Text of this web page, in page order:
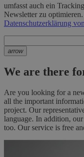
umfasst auch ein
Newsletter zu
Datenschutzerklärung
arrow
We are there
Are you looking for a
all the important
project. Our
language. In addition,
too. Our service is free